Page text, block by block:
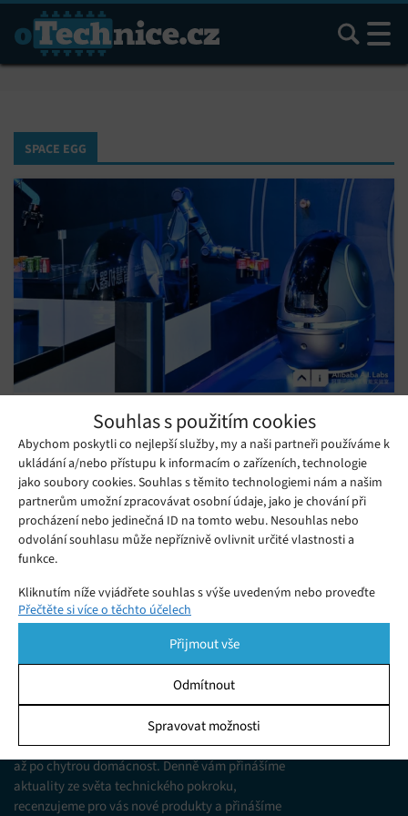
Souhlas s použitím cookies
Abychom poskytli co nejlepší služby, my a naši partneři používáme k
ukládání a/nebo přístupu k informacím o zařízeních, technologie
jako soubory cookies. Souhlas s těmito technologiemi nám a našim
partnerům umožní zpracovávat osobní údaje, jako je chování při
procházení nebo jedinečná ID na tomto webu. Nesouhlas nebo
odvolání souhlasu může nepříznivě ovlivnit určité vlastnosti a
funkce.
Kliknutím níže vyjádřete souhlas s výše uvedeným nebo proveďte
podrobnější rozhodnutí. Vaše volby budou použity pouze na tomto
pomocí přepínačů v Zásadách cookies nebo kliknutím na tlačítko
Spravovat souhlas ve spodní části obrazovky.
Ukládání a/nebo přístup k informacím v zařízení, Porozumění
publiku prostřednictvím statistik nebo kombinací údajů z
různých zdrojů.
Přečtěte si více o těchto účelech
Přijmout vše
Odmítnout
Spravovat možnosti
Hledat
SPACE EGG
Alibaba představila vlastní koncept
hotelového robota určeného pro služby
hostům
Čtvrtek 27. 09. 2018 Redakce
Společnost Alibaba patří mezi největší technologické giganty.
Jsme web zajímající se o technologické novinky
od mobilních telefonů, přes domácí spotřebiče
až po chytrou domácnost. Denně vám přinášíme
aktuality ze světa technického pokroku,
recenzujeme pro vás nové produkty a přinášíme